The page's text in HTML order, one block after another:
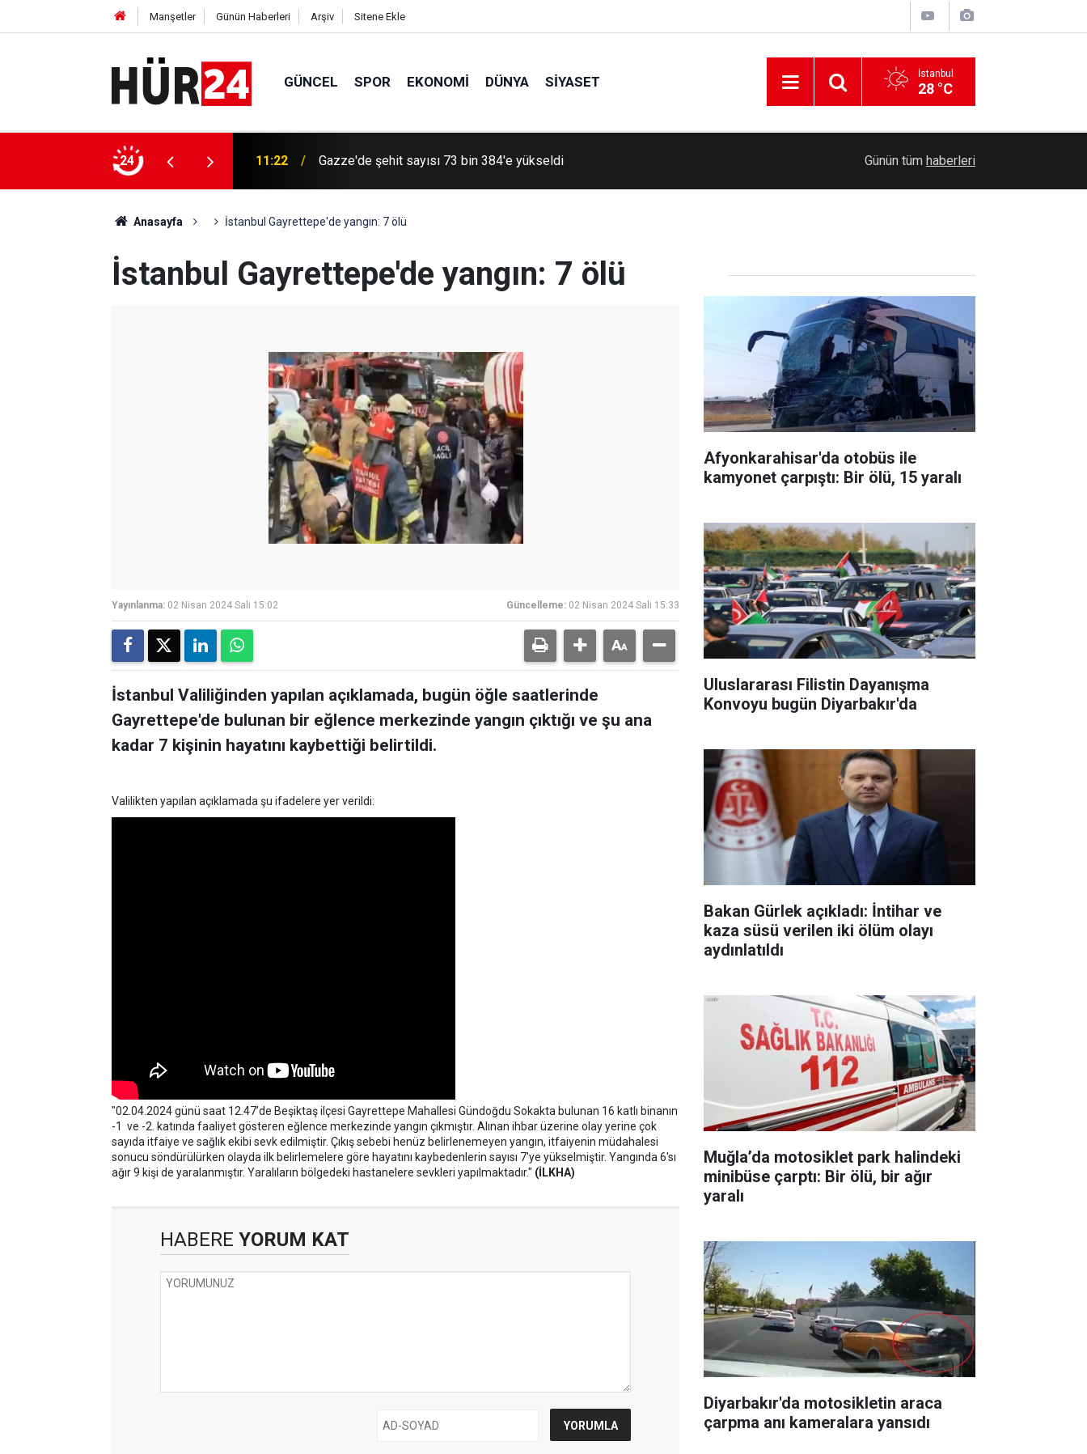
Manşetler Günün Haberleri Arşiv Sitene Ekle
GÜNCEL SPOR EKONOMI DÜNYA SIYASET İstanbul
28 °C
24
çetelerden Filistinlilerin evlerine saldırı 11:22 Gazze'de şehit sayısı 73 bin 384'e yükseldi ABD Senatosu'ndan Rusya'ya ağır yaptırım
Günün tüm haberleri
Anasayfa İstanbul Gayrettepe'de yangın: 7 ölü
İstanbul Gayrettepe'de yangın: 7 ölü
Yayınlanma: 02 Nisan 2024 Salı 15:02 Güncelleme: 02 Nisan 2024 Salı 15:33
İstanbul Valiliğinden yapılan açıklamada, bugün öğle saatlerinde
Gayrettepe'de bulunan bir eğlence merkezinde yangın çıktığı ve şu ana
kadar 7 kişinin hayatını kaybettiği belirtildi.
Valilikten yapılan açıklamada şu ifadelere yer verildi:
"02.04.2024 günü saat 12.47’de Beşiktaş ilçesi Gayrettepe Mahallesi Gündoğdu Sokakta bulunan 16 katlı binanın
-1 ve -2. katında faaliyet gösteren eğlence merkezinde yangın çıkmıştır. Alınan ihbar üzerine olay yerine çok
sayıda itfaiye ve sağlık ekibi sevk edilmiştir. Çıkış sebebi henüz belirlenemeyen yangın, itfaiyenin müdahalesi
sonucu söndürülürken olayda ilk belirlemelere göre hayatını kaybedenlerin sayısı 7'ye yükselmiştir. Yangında 6'sı
ağır 9 kişi de yaralanmıştır. Yaralıların bölgedeki hastanelere sevkleri yapılmaktadır." (İLKHA)
HABERE YORUM KAT
Afyonkarahisar'da otobüs ile
kamyonet çarpıştı: Bir ölü, 15 yaralı
Uluslararası Filistin Dayanışma
Konvoyu bugün Diyarbakır'da
Bakan Gürlek açıkladı: İntihar ve
kaza süsü verilen iki ölüm olayı
aydınlatıldı
Muğla’da motosiklet park halindeki
minibüse çarptı: Bir ölü, bir ağır
yaralı
Diyarbakır'da motosikletin araca
çarpma anı kameralara yansıdı